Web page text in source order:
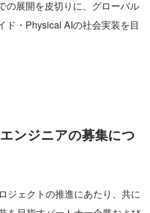
の展開を皮切りに、グローバル
ド・Physical AIの社会実装を目
ンジニアの募集につ
ジェクトの推進にあたり、共に